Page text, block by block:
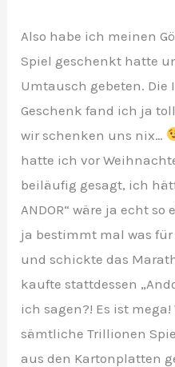
Also habe ich meinen
Spiel geschenkt hatte
Umtausch gebeten. Die
Geschenk fand ich ja
wir schenken uns nix…
hatte ich vor
beiläufig gesagt, ich
ANDOR“ wäre ja echt
ja bestimmt mal was für
und schickte das
kaufte stattdessen
ich sagen?! Es ist
sämtliche Trillionen
aus den Kartonplatten